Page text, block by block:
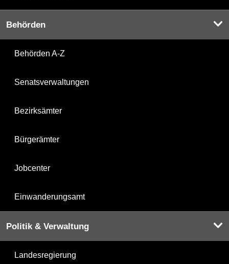
Behörden
Behörden A-Z
Senatsverwaltungen
Bezirksämter
Bürgerämter
Jobcenter
Einwanderungsamt
Politik & Verwaltung
Landesregierung